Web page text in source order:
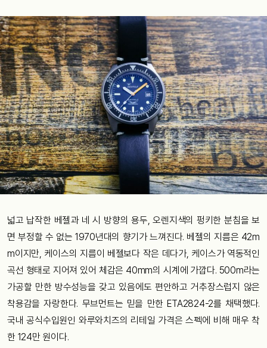
넓고 납작한 베젤과 네 시 방향의 용두, 오렌지색의 펑키한 분침을 보
면 부정할 수 없는 1970년대의 향기가 느껴진다. 베젤의 지름은 42m
m이지만, 케이스의 지름이 베젤보다 작은 데다가, 케이스가 역동적인
곡선 형태로 지어져 있어 체감은 40mm의 시계에 가깝다. 500m라는
가공할 만한 방수성능을 갖고 있음에도 편안하고 거추장스럽지 않은
착용감을 자랑한다. 무브먼트는 믿을 만한 ETA2824-2를 채택했다.
국내 공식수입원인 와루와치즈의 리테일 가격은 스펙에 비해 매우 착
한 124만 원이다.